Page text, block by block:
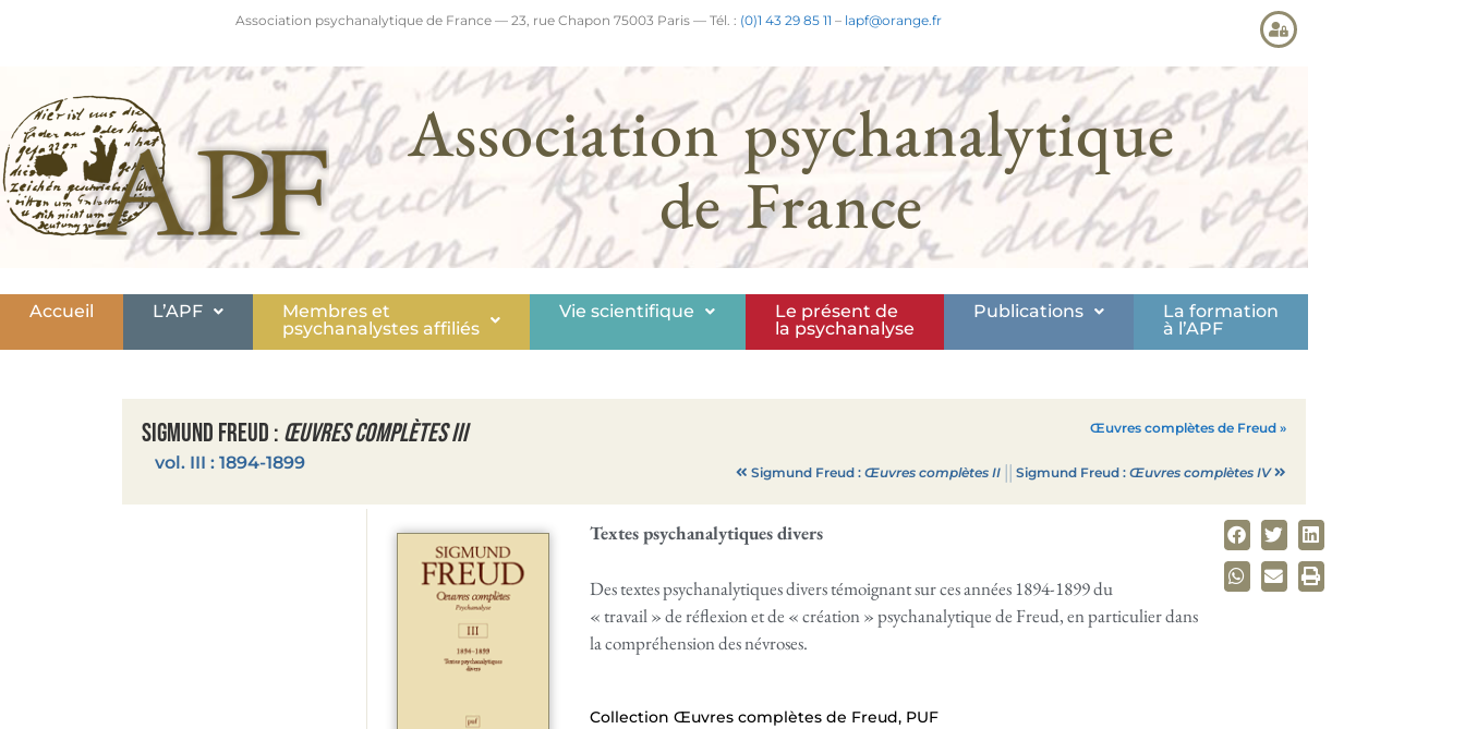
Association psychanalytique de France — 23, rue Chapon 75003 Paris — Tél. : (0)1 43 29 85 11 – lapf@orange.fr
Association psychanalytique
de France
Accueil L’APF
Membres et
psychanalystes affiliés
Vie scientifique
Le présent de
la psychanalyse
Publications
La formation
à l’APF
Sigmund Freud : Œuvres complètes III
vol. III : 1894-1899
Œuvres complètes de Freud »
Sigmund Freud : Œuvres complètes II || Sigmund Freud : Œuvres complètes IV
Textes psychanalytiques divers
Des textes psychanalytiques divers témoignant sur ces années 1894-1899 du
« travail » de réflexion et de « création » psychanalytique de Freud, en particulier dans
la compréhension des névroses.
Collection Œuvres complètes de Freud, PUF